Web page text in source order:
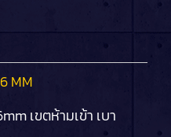
MM
เขตห้ามเข้า เบา